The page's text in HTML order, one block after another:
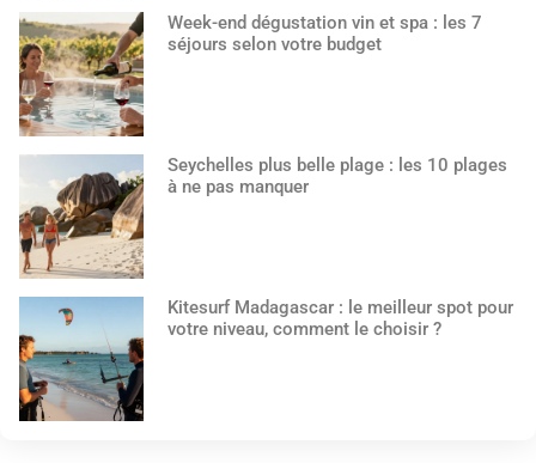
Week-end dégustation vin et spa : les 7
séjours selon votre budget
Seychelles plus belle plage : les 10 plages
à ne pas manquer
Kitesurf Madagascar : le meilleur spot pour
votre niveau, comment le choisir ?